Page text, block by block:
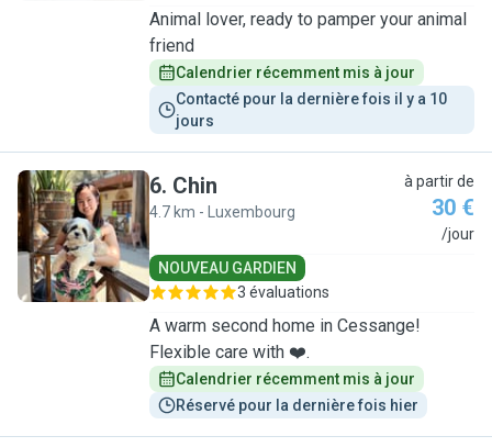
Animal lover, ready to pamper your animal
friend
Calendrier récemment mis à jour
Contacté pour la dernière fois il y a 10
jours
C
6. Chin
4.7 km - Luxembourg
à partir de
30 €
/jour
NOUVEAU GARDIEN
3 évaluations
A warm second home in Cessange!
Flexible care with ❤️.
Calendrier récemment mis à jour
Réservé pour la dernière fois hier